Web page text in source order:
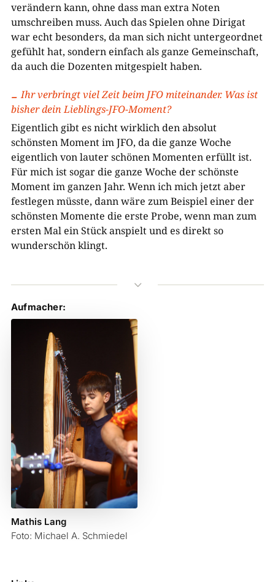
verändern kann, ohne dass man extra Noten
umschreiben muss. Auch das Spielen ohne Dirigat
war echt besonders, da man sich nicht untergeordnet
gefühlt hat, sondern einfach als ganze Gemeinschaft,
da auch die Dozenten mitgespielt haben.
Ihr verbringt viel Zeit beim JFO miteinander. Was ist
bisher dein Lieblings-JFO-Moment?
Eigentlich gibt es nicht wirklich den absolut
schönsten Moment im JFO, da die ganze Woche
eigentlich von lauter schönen Momenten erfüllt ist.
Für mich ist sogar die ganze Woche der schönste
Moment im ganzen Jahr. Wenn ich mich jetzt aber
festlegen müsste, dann wäre zum Beispiel einer der
schönsten Momente die erste Probe, wenn man zum
ersten Mal ein Stück anspielt und es direkt so
wunderschön klingt.
3
Aufmacher:
Mathis Lang
Foto: Michael A. Schmiedel